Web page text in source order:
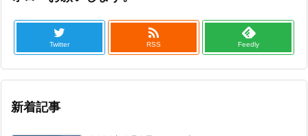
Twitter

RSS Feedly
新着記事